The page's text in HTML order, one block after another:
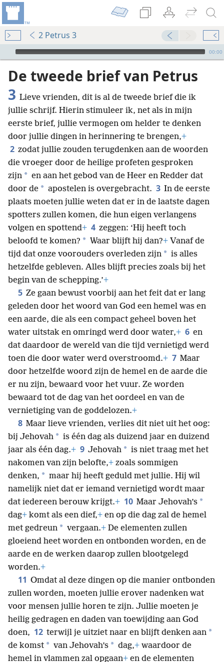
2 Petrus 3
Audio Player
00:00
De tweede brief van Petrus
3 Lieve vrienden, dit is al de tweede brief die ik
jullie schrijf. Hierin stimuleer ik, net als in mijn
eerste brief, jullie vermogen om helder te denken
door jullie dingen in herinnering te brengen,+
2 zodat jullie zouden terugdenken aan de woorden
die vroeger door de heilige profeten gesproken
zijn * en aan het gebod van de Heer en Redder dat
door de * apostelen is overgebracht. 3 In de eerste
plaats moeten jullie weten dat er in de laatste dagen
spotters zullen komen, die hun eigen verlangens
volgen en spottend+ 4 zeggen: ‘Hij heeft toch
beloofd te komen? * Waar blijft hij dan?+ Vanaf de
tijd dat onze voorouders overleden zijn * is alles
hetzelfde gebleven. Alles blijft precies zoals bij het
begin van de schepping.’+
5 Ze gaan bewust voorbij aan het feit dat er lang
geleden door het woord van God een hemel was en
een aarde, die als een compact geheel boven het
water uitstak en omringd werd door water,+ 6 en
dat daardoor de wereld van die tijd vernietigd werd
toen die door water werd overstroomd.+ 7 Maar
door hetzelfde woord zijn de hemel en de aarde die
er nu zijn, bewaard voor het vuur. Ze worden
bewaard tot de dag van het oordeel en van de
vernietiging van de goddelozen.+
8 Maar lieve vrienden, verlies dit niet uit het oog:
bij Jehovah * is één dag als duizend jaar en duizend
jaar als één dag.+ 9 Jehovah * is niet traag met het
nakomen van zijn belofte,+ zoals sommigen
denken, * maar hij heeft geduld met jullie. Hij wil
namelijk niet dat er iemand vernietigd wordt maar
dat iedereen berouw krijgt.+ 10 Maar Jehovah’s *
dag+ komt als een dief,+ en op die dag zal de hemel
met gedreun * vergaan.+ De elementen zullen
gloeiend heet worden en ontbonden worden, en de
aarde en de werken daarop zullen blootgelegd
worden.+
11 Omdat al deze dingen op die manier ontbonden
zullen worden, moeten jullie erover nadenken wat
voor mensen jullie horen te zijn. Jullie moeten je
heilig gedragen en daden van toewijding aan God
doen, 12 terwijl je uitziet naar en blijft denken aan *
de komst * van Jehovah’s * dag,+ waardoor de
hemel in vlammen zal opgaan+ en de elementen